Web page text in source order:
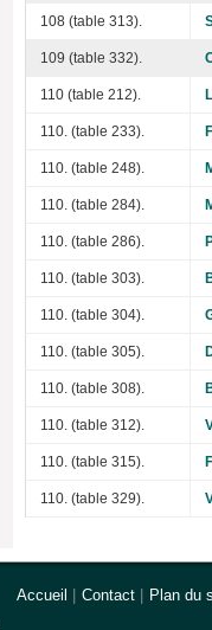
108 (table 313).
109 (table 332).
110 (table 212).
110. (table 233).
110. (table 248).
110. (table 284).
110. (table 286).
110. (table 303).
110. (table 304).
110. (table 305).
110. (table 308).
110. (table 312).
110. (table 315).
110. (table 329).
Accueil Contact Plan du